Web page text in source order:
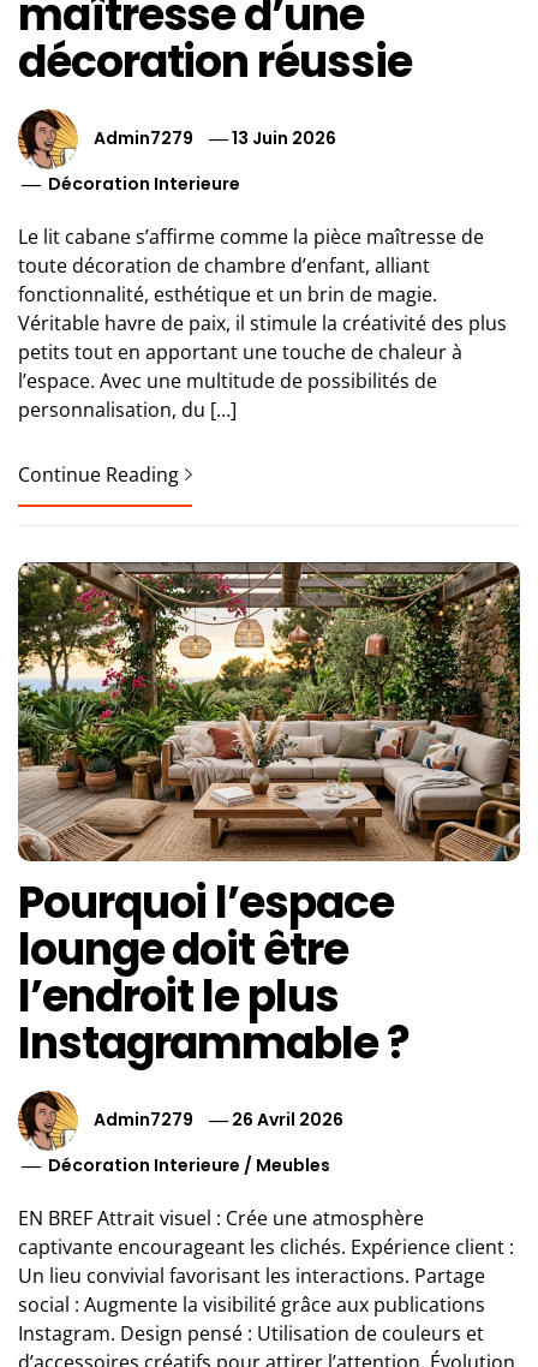
maîtresse d’une
décoration réussie
Admin7279
13 Juin 2026
Décoration Interieure
Le lit cabane s’affirme comme la pièce maîtresse de
toute décoration de chambre d’enfant, alliant
fonctionnalité, esthétique et un brin de magie.
Véritable havre de paix, il stimule la créativité des plus
petits tout en apportant une touche de chaleur à
l’espace. Avec une multitude de possibilités de
personnalisation, du […]
Continue Reading
Pourquoi l’espace
lounge doit être
l’endroit le plus
Instagrammable ?
Admin7279
26 Avril 2026
Décoration Interieure / Meubles
EN BREF Attrait visuel : Crée une atmosphère
captivante encourageant les clichés. Expérience client :
Un lieu convivial favorisant les interactions. Partage
social : Augmente la visibilité grâce aux publications
Instagram. Design pensé : Utilisation de couleurs et